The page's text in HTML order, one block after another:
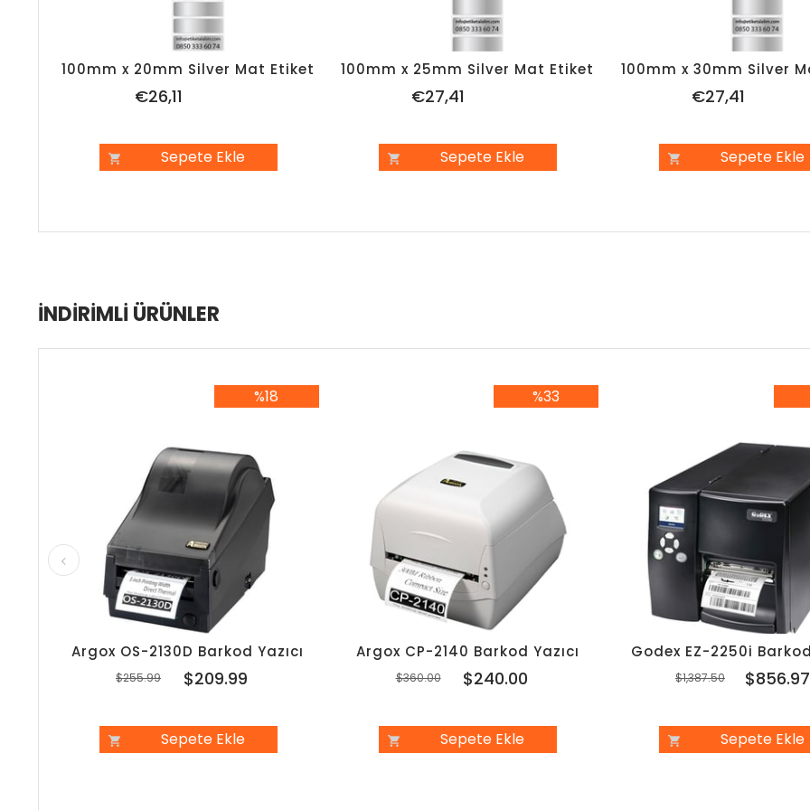
100mm x 20mm Silver Mat Etiket
€26,11
Sepete Ekle
100mm x 25mm Silver Mat Etiket
€27,41
Sepete Ekle
100mm x 30mm Silver
€27,41
Sepete Ekle
İNDIRIMLI ÜRÜNLER
Argox OS-2130D Barkod Yazıcı
$209.99
$255.99
Sepete Ekle
%18
Argox CP-2140 Barkod Yazıcı
$240.00
$360.00
Sepete Ekle
%33
Godex EZ-2250i Barkod
$856.97
$1,387.50
Sepete Ekle